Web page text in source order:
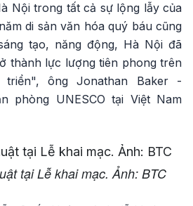
Nội trong tất cả sự lộng lẫy của
di sản văn hóa quý báu cũng
tạo, năng động, Hà Nội đã
thành lực lượng tiên phong trên
ông Jonathan Baker -
phòng UNESCO tại Việt Nam
tại Lễ khai mạc. Ảnh: BTC